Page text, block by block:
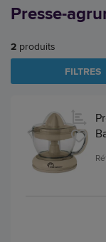
Presse-
2 produits
FILTRES